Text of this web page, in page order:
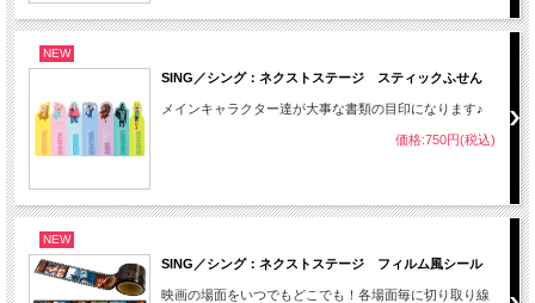
NEW
SING／シング：ネクストステージ スティックふせん
メインキャラクター達が大事な書類の目印になります♪
価格:750円(税込)
NEW
SING／シング：ネクストステージ フィルム風シール
映画の場面をいつでもどこでも！各場面毎に切り取り線